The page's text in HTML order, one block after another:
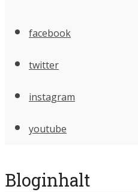
facebook
twitter
instagram
youtube
Bloginhalt